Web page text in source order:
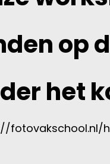
op
het
fotovakschool.nl/